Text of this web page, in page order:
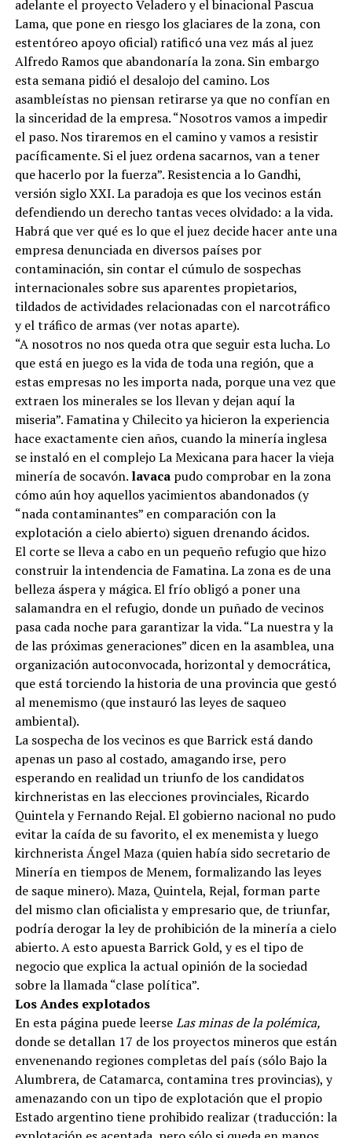
adelante el proyecto Veladero y el binacional Pascua
Lama, que pone en riesgo los glaciares de la zona, con
estentóreo apoyo oficial) ratificó una vez más al juez
Alfredo Ramos que abandonaría la zona. Sin embargo
esta semana pidió el desalojo del camino. Los
asambleístas no piensan retirarse ya que no confían en
la sinceridad de la empresa. “Nosotros vamos a impedir
el paso. Nos tiraremos en el camino y vamos a resistir
pacíficamente. Si el juez ordena sacarnos, van a tener
que hacerlo por la fuerza”. Resistencia a lo Gandhi,
versión siglo XXI. La paradoja es que los vecinos están
defendiendo un derecho tantas veces olvidado: a la vida.
Habrá que ver qué es lo que el juez decide hacer ante una
empresa denunciada en diversos países por
contaminación, sin contar el cúmulo de sospechas
internacionales sobre sus aparentes propietarios,
tildados de actividades relacionadas con el narcotráfico
y el tráfico de armas (ver notas aparte).
“A nosotros no nos queda otra que seguir esta lucha. Lo
que está en juego es la vida de toda una región, que a
estas empresas no les importa nada, porque una vez que
extraen los minerales se los llevan y dejan aquí la
miseria”. Famatina y Chilecito ya hicieron la experiencia
hace exactamente cien años, cuando la minería inglesa
se instaló en el complejo La Mexicana para hacer la vieja
minería de socavón. lavaca pudo comprobar en la zona
cómo aún hoy aquellos yacimientos abandonados (y
“nada contaminantes” en comparación con la
explotación a cielo abierto) siguen drenando ácidos.
El corte se lleva a cabo en un pequeño refugio que hizo
construir la intendencia de Famatina. La zona es de una
belleza áspera y mágica. El frío obligó a poner una
salamandra en el refugio, donde un puñado de vecinos
pasa cada noche para garantizar la vida. “La nuestra y la
de las próximas generaciones” dicen en la asamblea, una
organización autoconvocada, horizontal y democrática,
que está torciendo la historia de una provincia que gestó
al menemismo (que instauró las leyes de saqueo
ambiental).
La sospecha de los vecinos es que Barrick está dando
apenas un paso al costado, amagando irse, pero
esperando en realidad un triunfo de los candidatos
kirchneristas en las elecciones provinciales, Ricardo
Quintela y Fernando Rejal. El gobierno nacional no pudo
evitar la caída de su favorito, el ex menemista y luego
kirchnerista Ángel Maza (quien había sido secretario de
Minería en tiempos de Menem, formalizando las leyes
de saque minero). Maza, Quintela, Rejal, forman parte
del mismo clan oficialista y empresario que, de triunfar,
podría derogar la ley de prohibición de la minería a cielo
abierto. A esto apuesta Barrick Gold, y es el tipo de
negocio que explica la actual opinión de la sociedad
sobre la llamada “clase política”.
Los Andes explotados
En esta página puede leerseLas minas de la polémica,
donde se detallan 17 de los proyectos mineros que están
envenenando regiones completas del país (sólo Bajo la
Alumbrera, de Catamarca, contamina tres provincias), y
amenazando con un tipo de explotación que el propio
Estado argentino tiene prohibido realizar (traducción: la